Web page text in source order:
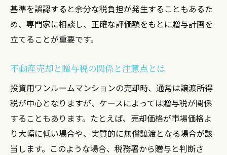
不動産売却による税負担を賢く軽減する方
法
投資用ワンルームの節税効果と活用術
税負担を抑えるワンルーム投資の実践例
不動産売却で得する税金対策のポイント
贈与税と譲渡所得税の違いを正しく理解
不動産売却時の贈与税と譲渡所得税の違い
ワンルーム売却で混同しやすい税金の違い
基準を誤認すると余分な税負担が発生することもあるた
め、専門家に相談し、正確な評価額をもとに贈与計画を
立てることが重要です。
不動産売却と贈与税の関係と注意点とは
投資用ワンルームマンションの売却時、通常は譲渡所得
税が中心となりますが、ケースによっては贈与税が関係
することもあります。たとえば、売却価格が市場価格よ
り大幅に低い場合や、実質的に無償譲渡となる場合が該
当します。このような場合、税務署から贈与と判断さ